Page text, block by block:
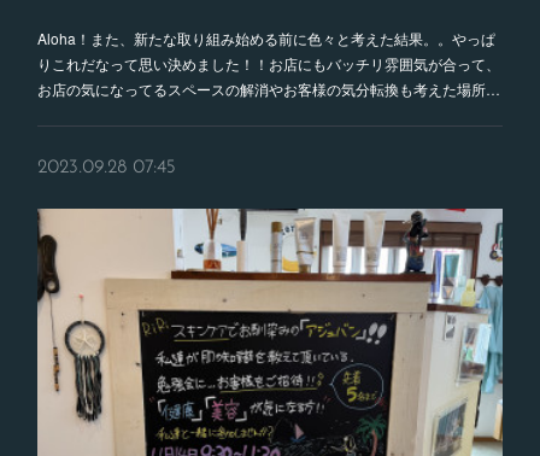
Aloha！また、新たな取り組み始める前に色々と考えた結果。。やっぱ
りこれだなって思い決めました！！お店にもバッチリ雰囲気が合って、
お店の気になってるスペースの解消やお客様の気分転換も考えた場所…
2023.09.28 07:45